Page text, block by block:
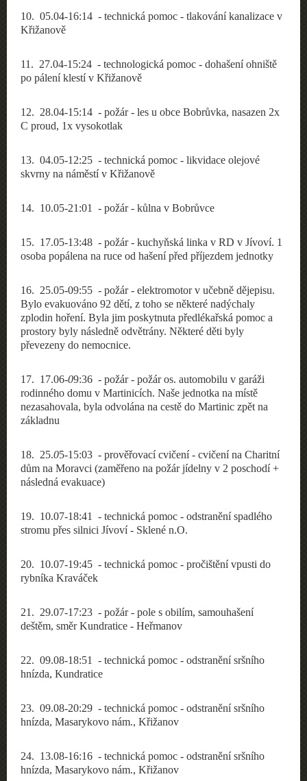
10. 05.04-16:14 - technická pomoc - tlakování kanalizace v
Křižanově
11 . 27.04-15:24 - technologická pomoc - dohašení ohniště
po pálení klestí v Křižanově
12. 28.04-15:14 - požár- les u obce Bobrůvka, nasazen 2x
C proud, 1x vysokotlak
13. 04.05-12:25 - technická pomoc - likvidace olejové
skvrny na náměstí v Křižanově
14. 10.05-21:01 - požár- kůlna v Bobrůvce
15. 17.05-13:48 - požár- kuchyňská linka v RD v Jívoví. 1
osoba popálena na ruce od hašení před příjezdem jednotky
16. 25.05-09:55 - požár- elektromotor v učebně dějepisu.
Bylo evakuováno 92 dětí, z toho se některé nadýchaly
zplodin hoření. Byla jim poskytnuta předlékařská pomoc a
prostory byly následně odvětrány. Některé děti byly
převezeny do nemocnice.
17. 17.06-09:36 - požár- požár os. automobilu v garáži
rodinného domu v Martinicích. Naše jednotka na místě
nezasahovala, byla odvolána na cestě do Martinic zpět na
základnu
18. 25.05-15:03 - prověřovací cvičení - cvičení na Charitní
dům na Moravci (zaměřeno na požár jídelny v 2 poschodí +
následná evakuace)
19. 10.07-18:41 - technická pomoc - odstranění spadlého
stromu přes silnici Jívoví - Sklené n.O.
20. 10.07-19:45 - technická pomoc - pročištění vpusti do
rybníka Kraváček
21 . 29.07-17:23 - požár- pole s obilím, samouhašení
deštěm, směr Kundratice - Heřmanov
22. 09.08-18:51 - technická pomoc - odstranění sršního
hnízda, Kundratice
23. 09.08-20:29 - technická pomoc - odstranění sršního
hnízda, Masarykovo nám., Křižanov
24. 13.08-16:16 - technická pomoc - odstranění sršního
hnízda, Masarykovo nám., Křižanov